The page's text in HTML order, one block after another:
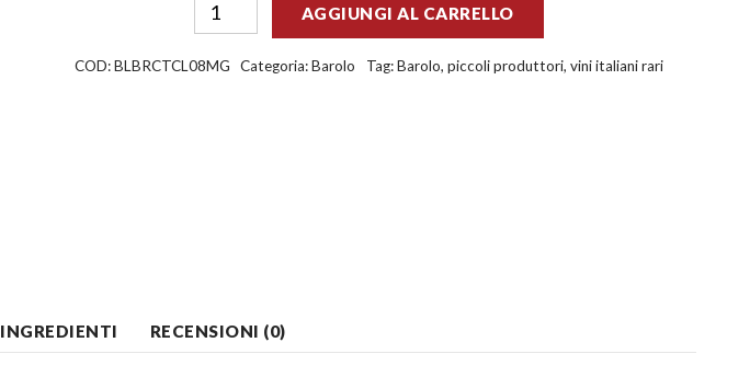
AGGIUNGI AL CARRELLO
COD:BLBRCTCL08MG Categoria:Barolo Tag:Barolo, piccoli produttori, vini italiani rari
INGREDIENTI RECENSIONI (0)